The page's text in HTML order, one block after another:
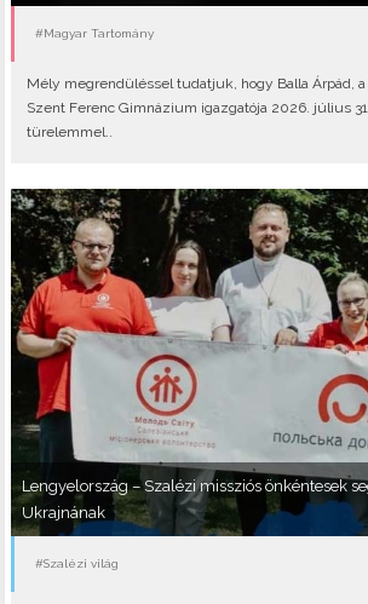
#Magyar Tartomány
Mély megrendüléssel tudatjuk, hogy Balla Árpád,
Szent Ferenc Gimnázium igazgatója 2026. július
türelemmel..
Lengyelország – Szalézi missziós önkéntesek
Ukrajnának
#Szalézi világ